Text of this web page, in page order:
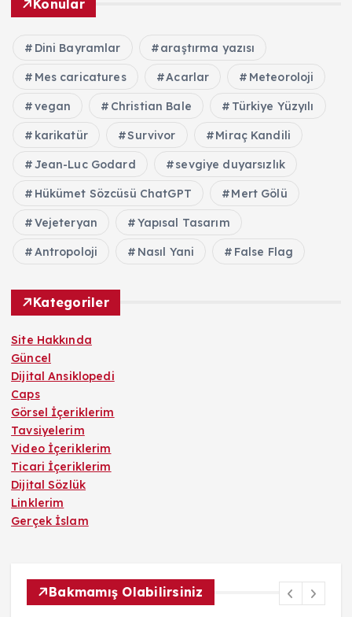
Konular
Dini Bayramlar araştırma yazısı
Mes caricatures Acarlar Meteoroloji
vegan Christian Bale Türkiye Yüzyılı
karikatür Survivor Miraç Kandili
Jean-Luc Godard sevgiye duyarsızlık
Hükümet Sözcüsü ChatGPT Mert Gölü
Vejeteryan Yapısal Tasarım
Antropoloji Nasıl Yani False Flag
Kategoriler
Site Hakkında
Güncel
Dijital Ansiklopedi
Caps
Görsel İçeriklerim
Tavsiyelerim
Video İçeriklerim
Ticari İçeriklerim
Dijital Sözlük
Linklerim
Gerçek İslam
Bakmamış Olabilirsiniz